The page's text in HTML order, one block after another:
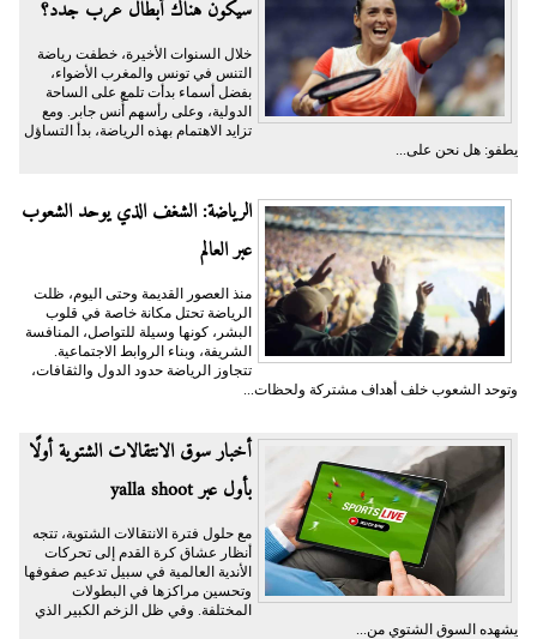
سيكون هناك أبطال عرب جدد؟
خلال السنوات الأخيرة، خطفت رياضة
التنس في تونس والمغرب الأضواء،
بفضل أسماء بدأت تلمع على الساحة
الدولية، وعلى رأسهم أُنس جابر. ومع
تزايد الاهتمام بهذه الرياضة، بدأ التساؤل
يطفو: هل نحن على...
الرياضة: الشغف الذي يوحد الشعوب
عبر العالم
منذ العصور القديمة وحتى اليوم، ظلت
الرياضة تحتل مكانة خاصة في قلوب
البشر، كونها وسيلة للتواصل، المنافسة
الشريفة، وبناء الروابط الاجتماعية.
تتجاوز الرياضة حدود الدول والثقافات،
وتوحد الشعوب خلف أهداف مشتركة ولحظات...
أخبار سوق الانتقالات الشتوية أولًا
بأول عبر yalla shoot
مع حلول فترة الانتقالات الشتوية، تتجه
أنظار عشاق كرة القدم إلى تحركات
الأندية العالمية في سبيل تدعيم صفوفها
وتحسين مراكزها في البطولات
المختلفة. وفي ظل الزخم الكبير الذي
يشهده السوق الشتوي من...